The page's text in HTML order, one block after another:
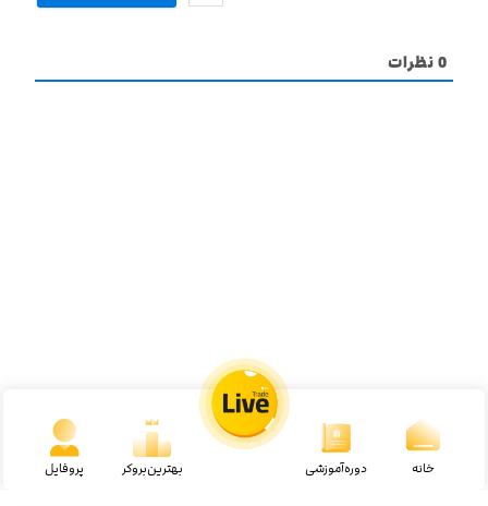
0نظرات
خانه دوره‌آموزشی بهترین‌بروکر پروفایل